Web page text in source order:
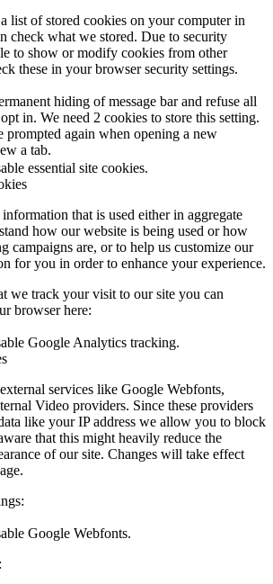
list of stored cookies on your computer in
check what we stored. Due to security
to show or modify cookies from other
these in your browser security settings.
hiding of message bar and refuse all
in. We need 2 cookies to store this setting.
again when opening a new
a tab.
essential site cookies.
that is used either in aggregate
how our website is being used or how
campaigns are, or to help us customize our
for you in order to enhance your experience.
we track your visit to our site you can
browser here:
Google Analytics tracking.
services like Google Webfonts,
Video providers. Since these providers
like your IP address we allow you to block
that this might heavily reduce the
of our site. Changes will take effect
Google Webfonts.